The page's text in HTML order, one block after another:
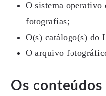
O sistema operativo
fotografias;
O(s) catálogo(s) do
O arquivo
Os